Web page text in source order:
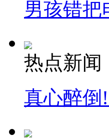
男孩错把
热点新闻
真心醉倒